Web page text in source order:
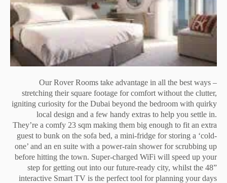
إمكانيات بانورامية
اقض وقتك مسترخيًا واستمتع بالمناظر الهادئة لأفق دبي الرائع
في التراس.
نحن مولعون باللعب – تحدى رفقاء سفرك في لعبة بلاي ستيشن
وجينجا وغير ذلك الكثير مع مجموعة من الألعاب حول الفندق.
ركّز
هناك الكثير من مساحات العمل المشترك المناسبة للكمبيوتر
المحمول، بالإضافة إلى مقعد Mac للأشخاص الممارسين لأعمال
مهمة.
Our Rover Rooms take advantage in all the best ways –
stretching their square footage for comfort without the clutter,
igniting curiosity for the Dubai beyond the bedroom with quirky
local design and a few handy extras to help you settle in.
They’re a comfy 23 sqm making them big enough to fit an extra
guest to bunk on the sofa bed, a mini-fridge for storing a ‘cold-
one’ and an en suite with a power-rain shower for scrubbing up
before hitting the town. Super-charged WiFi will speed up your
step for getting out into our future-ready city, whilst the 48”
interactive Smart TV is the perfect tool for planning your days